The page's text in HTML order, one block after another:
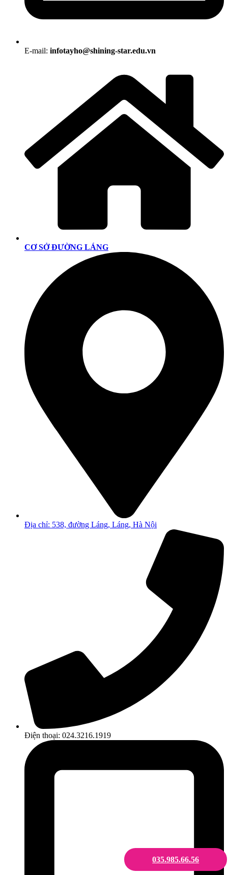
035.985.66.56
E-mail: infotayho@shining-star.edu.vn
CƠ SỞ ĐƯỜNG LÁNG
Địa chỉ: 538, đường Láng, Láng, Hà Nội
Điện thoại: 024.3216.1919